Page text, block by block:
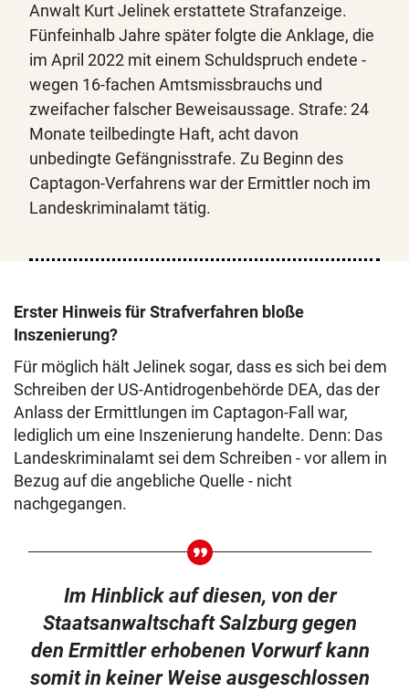
Anwalt Kurt Jelinek erstattete Strafanzeige.
Fünfeinhalb Jahre später folgte die Anklage, die
im April 2022 mit einem Schuldspruch endete -
wegen 16-fachen Amtsmissbrauchs und
zweifacher falscher Beweisaussage. Strafe: 24
Monate teilbedingte Haft, acht davon
unbedingte Gefängnisstrafe. Zu Beginn des
Captagon-Verfahrens war der Ermittler noch im
Landeskriminalamt tätig.
Erster Hinweis für Strafverfahren bloße
Inszenierung?
Für möglich hält Jelinek sogar, dass es sich bei dem
Schreiben der US-Antidrogenbehörde DEA, das der
Anlass der Ermittlungen im Captagon-Fall war,
lediglich um eine Inszenierung handelte. Denn: Das
Landeskriminalamt sei dem Schreiben - vor allem in
Bezug auf die angebliche Quelle - nicht
nachgegangen.
Im Hinblick auf diesen, von der
Staatsanwaltschaft Salzburg gegen
den Ermittler erhobenen Vorwurf kann
somit in keiner Weise ausgeschlossen